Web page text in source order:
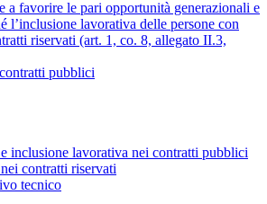
a favorire le pari opportunità generazionali e
l’inclusione lavorativa delle persone con
riservati (art. 1, co. 8, allegato II.3,
pubblici
inclusione lavorativa nei contratti pubblici
contratti riservati
tecnico